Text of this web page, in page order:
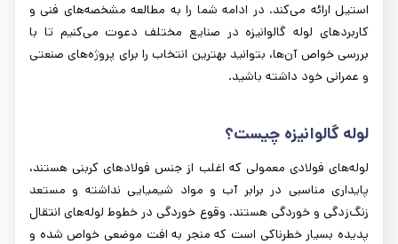
استیل ارائه می‌کند. در ادامه شما را به مطالعه مشخصه‌های فنی و
کاربردهای لوله گالوانیزه در صنایع مختلف دعوت می‌کنیم تا با
بررسی خواص آن‌ها، بتوانید بهترین انتخاب را برای پروژه‌های صنعتی
و عمرانی خود داشته باشید.
لوله گالوانیزه چیست؟
لوله‌های فولادی معمولی که اغلب از جنس فولادهای کربنی هستند،
پایداری مناسبی در برابر آب و مواد شیمیایی نداشته و مستعد
زنگ‌زدگی و خوردگی هستند. وقوع خوردگی در خطوط لوله‌های انتقال
پدیده بسیار خطرناکی است که منجر به افت موضعی خواص شده و